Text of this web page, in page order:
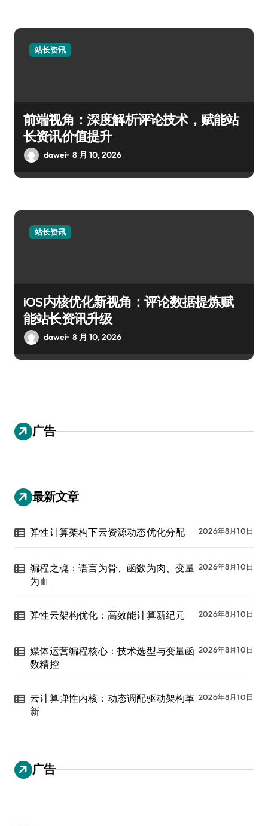
站长资讯
前端视角：深度解析评论技术，赋能站
长资讯价值提升
dawei 8 月 10, 2026
站长资讯
iOS内核优化新视角：评论数据提炼赋
能站长资讯升级
dawei 8 月 10, 2026
广告
最新文章
弹性计算架构下云资源动态优化分配 2026年8月10日
编程之魂：语言为骨、函数为肉、变量
为血
2026年8月10日
弹性云架构优化：高效能计算新纪元 2026年8月10日
媒体运营编程核心：技术选型与变量函
数精控
2026年8月10日
云计算弹性内核：动态调配驱动架构革
新
2026年8月10日
广告